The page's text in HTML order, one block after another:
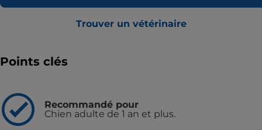
Trouver un vétérinaire
Points clés
Recommandé pour
Chien adulte de 1 an et plus.